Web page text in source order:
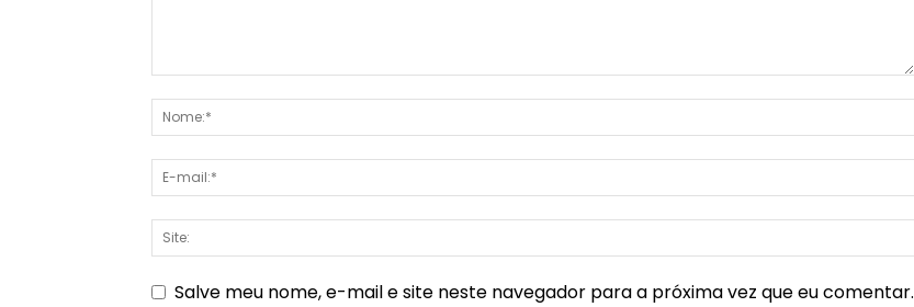
Salve meu nome, e-mail e site neste navegador para a próxima vez que eu comentar.